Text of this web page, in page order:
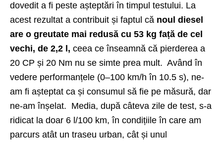
dovedit a fi peste așteptări în timpul testului. La
acest rezultat a contribuit și faptul că noul diesel
are o greutate mai redusă cu 53 kg față de cel
vechi, de 2,2 l, ceea ce înseamnă că pierderea a
20 CP și 20 Nm nu se simte prea mult. Având în
vedere performanțele (0–100 km/h în 10.5 s), ne-
am fi așteptat ca și consumul să fie pe măsură, dar
ne-am înșelat. Media, după câteva zile de test, s-a
ridicat la doar 6 l/100 km, în condițiile în care am
parcurs atât un traseu urban, cât și unul